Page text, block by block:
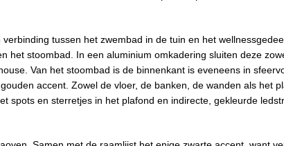
tussen het zwembad in de tuin en het
het stoombad. In een aluminium omkadering sluiten deze
Van het stoombad is de binnenkant is eveneens in
accent. Zowel de vloer, de banken, de wanden als het
spots en sterretjes in het plafond en indirecte, gekleurde